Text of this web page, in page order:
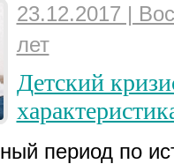
23.12.2017 |
лет
Детский
период по